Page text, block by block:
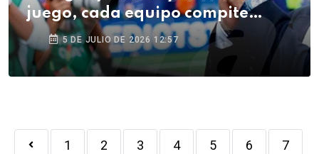
juego, cada equipo compite
como quiere”
5 DE JULIO DE 2026 12:57
1 2 3 4 5 6 7